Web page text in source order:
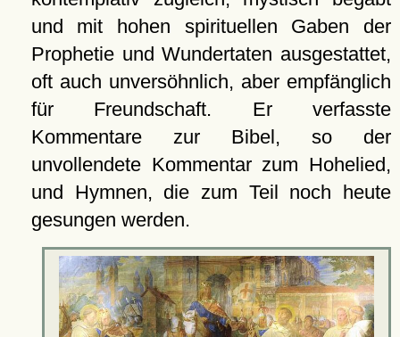
und mit hohen spirituellen Gaben der
Prophetie und Wundertaten ausgestattet,
oft auch unversöhnlich, aber empfänglich
für Freundschaft. Er verfasste
Kommentare zur Bibel, so der
unvollendete Kommentar zum Hohelied,
und Hymnen, die zum Teil noch heute
gesungen werden.